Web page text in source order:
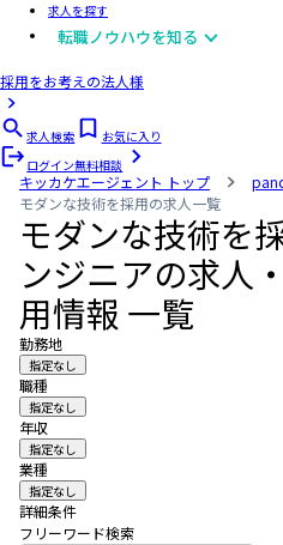
求人を探す
転職ノウハウを知る
採用をお考えの法人様
求人検索
お気に入り
ログイン無料相談
キッカケエージェント トップ
モダンな技術を採用の求人一覧
モダンな技術を
ンジニアの求人
用情報 一覧
勤務地
指定なし
職種
指定なし
年収
指定なし
業種
指定なし
詳細条件
フリーワード検索